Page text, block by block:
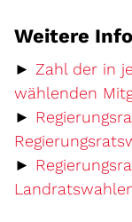
Weitere
► Zahl der in
wählenden
►
►